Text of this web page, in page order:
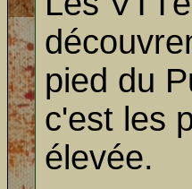
pied du
c'est les
élevée.